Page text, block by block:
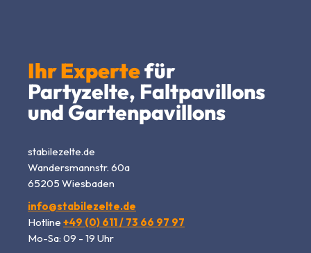
Ihr Expertefür
Partyzelte, Faltpavillons
und Gartenpavillons
stabilezelte.de
Wandersmannstr. 60a
65205 Wiesbaden
info@stabilezelte.de
Hotline +49 (0) 611 / 73 66 97 97
Mo-Sa: 09 - 19 Uhr